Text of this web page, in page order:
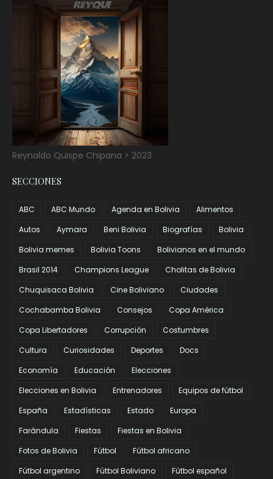
Reynaldo Quispe Chipana > 2023
SECCIONES
ABC ABC Mundo Agenda en Bolivia
Alimentos
Autos
Aymara Beni Bolivia Biografías
Bolivia
Bolivia memes
Bolivia Toons
Bolivianos en el mundo
Brasil 2014
Champions League
Cholitas de Bolivia
Chuquisaca Bolivia
Cine Boliviano
Ciudades
Cochabamba Bolivia
Consejos
Copa América
Copa Libertadores
Corrupción
Costumbres
Cultura
Curiosidades Deportes
Docs
Economía
Educación
Elecciones
Elecciones en Bolivia
Entrenadores
Equipos de fútbol
España
Estadísticas Estado
Europa
Farándula
Fiestas
Fiestas en Bolivia
Fotos de Bolivia
Fútbol
Fútbol africano
Fútbol argentino
Fútbol Boliviano
Fútbol español